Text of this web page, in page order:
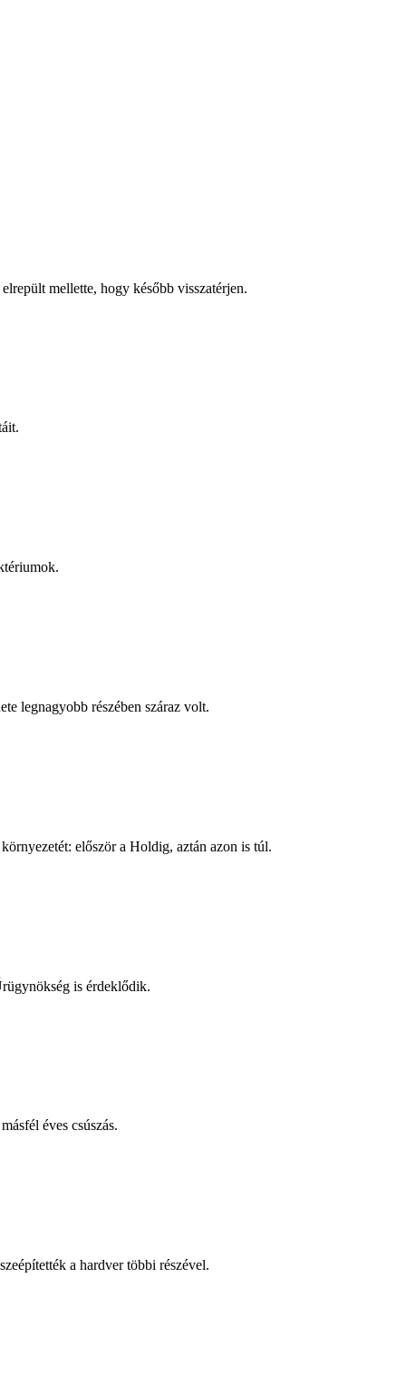
mellette, hogy később visszatérjen.
legnagyobb részében száraz volt.
először a Holdig, aztán azon is túl.
is érdeklődik.
éves csúszás.
a hardver többi részével.